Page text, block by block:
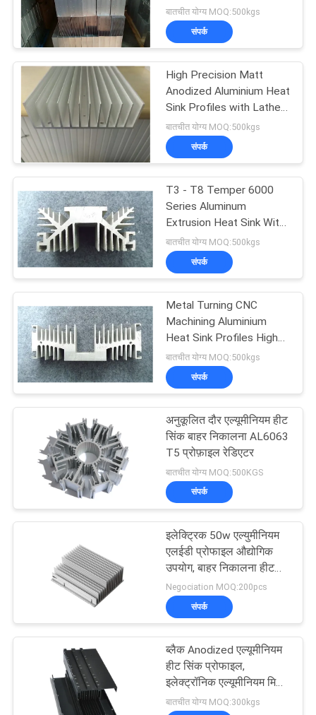
समाचार
एक
उद्धरण
की
विनती
करे
साइटमैप
PRIVACY
POLICY
परिशुद्धता काटने
बातचीत योग्य MOQ:500kgs
संपर्क
High Precision Matt
Anodized Aluminium Heat
Sink Profiles with Lathe
Maching ISO9001:2008
बातचीत योग्य MOQ:500kgs
संपर्क
T3 - T8 Temper 6000
Series Aluminum
Extrusion Heat Sink With
Forgings / Laser Cutting
बातचीत योग्य MOQ:500kgs
संपर्क
Metal Turning CNC
Machining Aluminium
Heat Sink Profiles High
Precision
बातचीत योग्य MOQ:500kgs
संपर्क
अनुकूलित दौर एल्यूमीनियम हीट
सिंक बाहर निकालना AL6063
T5 प्रोफ़ाइल रेडिएटर
बातचीत योग्य MOQ:500KGS
संपर्क
इलेक्ट्रिक 50w एल्युमीनियम
एलईडी प्रोफाइल औद्योगिक
उपयोग, बाहर निकालना हीट
सिंक प्रोफाइल
Negociation MOQ:200pcs
संपर्क
ब्लैक Anodized एल्यूमीनियम
हीट सिंक प्रोफाइल,
इलेक्ट्रॉनिक एल्यूमीनियम मिश्र
धातु प्रोफाइल
बातचीत योग्य MOQ:300kgs